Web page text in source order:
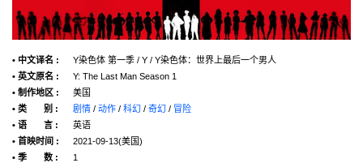
• 中文译名 :
Y染色体 第一季 / Y / Y染色体：世界上最后一个男人
• 英文原名 :
Y: The Last Man Season 1
• 制作地区 :
美国
• 类 别 :
剧情 / 动作 / 科幻 / 奇幻 / 冒险
• 语 言 :
英语
• 首映时间 :
2021-09-13(美国)
• 季 数 :
1